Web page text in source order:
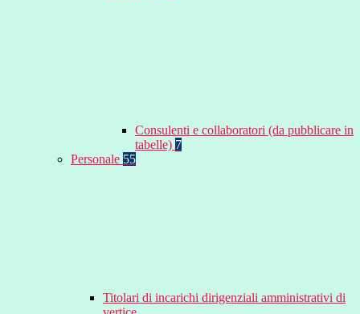
Consulenti e collaboratori (da pubblicare in
tabelle) 7
Personale 55
Titolari di incarichi dirigenziali amministrativi di